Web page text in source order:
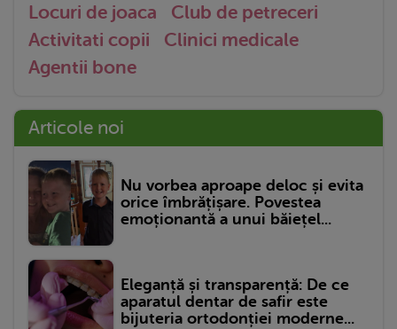
Locuri de joaca
Club de petreceri
Activitati copii
Clinici medicale
Agentii bone
Articole noi
Nu vorbea aproape deloc și evita
orice îmbrățișare. Povestea
emoționantă a unui băiețel...
Eleganță și transparență: De ce
aparatul dentar de safir este
bijuteria ortodonției moderne...